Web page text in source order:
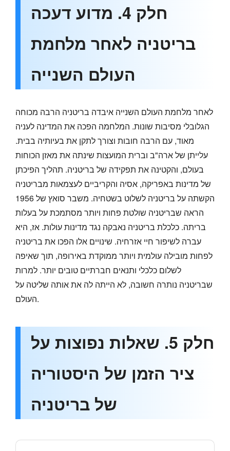
חלק 4. מדוע דעכה
בריטניה לאחר מלחמת
העולם השנייה
לאחר מלחמת העולם השנייה איבדה בריטניה הרבה מכוחה
הגלובלי מסיבות שונות. המלחמה הפכה את המדינה לעניה
מאוד, עם הרבה חובות וצורך לתקן את בעיותיה בבית.
עלייתן של ארה"ב וברית המועצות שינתה את מאזן הכוחות
בעולם, והקטינה את תפקידה של בריטניה. תהליך הפיכתן
של מדינות באפריקה, אסיה והקריביים לעצמאות מבריטניה
הקשתה על בריטניה לשלוט בשטחיה. משבר סואץ של 1956
הראה שבריטניה שולטת פחות ויותר מסתמכת על בעלות
בריתה. כלכלת בריטניה נאבקה נגד מדינות עולות. אז, היא
עברה לשיפור חיי אזרחיה. שינויים אלו הפכו את בריטניה
לפחות מובילה עולמית ויותר ממוקדת באירופה, תוך שאיפה
לשלום כלכלי ותנאים חברתיים טובים יותר. למרות
שבריטניה נותרה חשובה, לא הייתה לה את אותה שליטה על
העולם.
חלק 5. שאלות נפוצות על
ציר הזמן של היסטוריה
של בריטניה